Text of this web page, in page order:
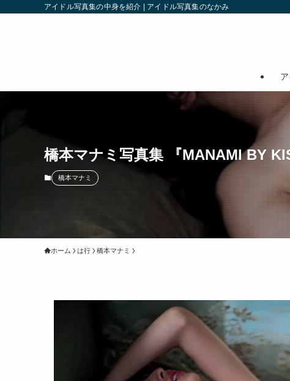
アイドル写真集の中身を紹介 | アイドル写真集のなかみ
橋本マナミ写真集 『MANAMI BY
橋本マナミ
ホーム は行 橋本マナミ